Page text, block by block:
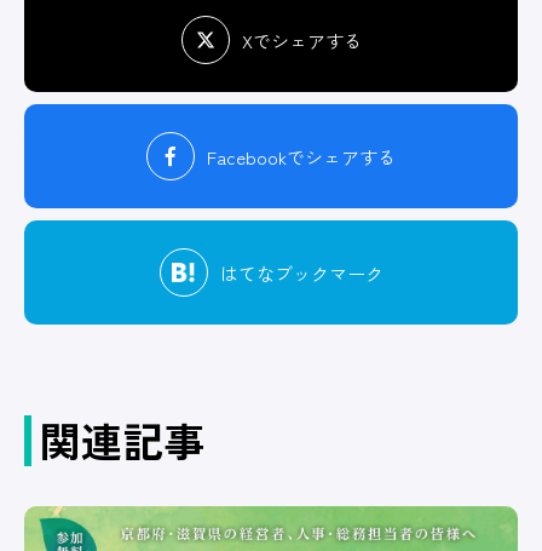
Xでシェアする
Facebookでシェアする
はてなブックマーク
関連記事